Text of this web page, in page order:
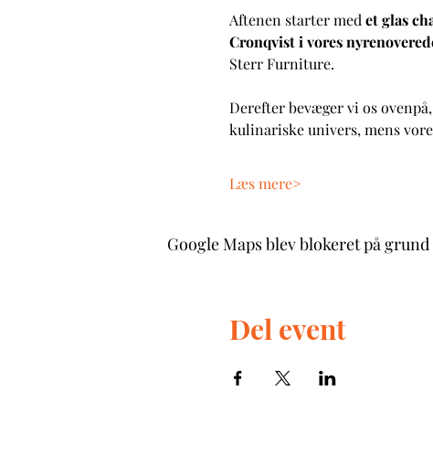
Aftenen starter med et glas
Cronqvist i vores
Sterr Furniture.
Derefter bevæger vi os
kulinariske univers, mens
Læs mere>
Google Maps blev blokeret på
Del event